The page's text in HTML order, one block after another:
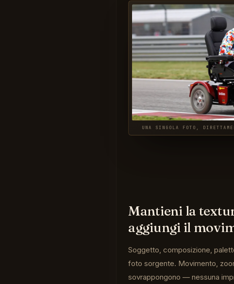
UNA SINGOLA FOTO,
Mantieni la
aggiungi il
Soggetto, composizione,
foto sorgente. Movimento,
sovrappongono — nessuna